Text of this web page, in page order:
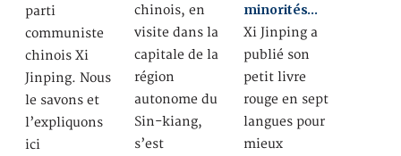
parti
communiste
chinois Xi
Jinping. Nous
le savons et
l’expliquons
ici
chinois, en
visite dans la
capitale de la
région
autonome du
Sin-kiang,
s’est
minorités…
Xi Jinping a
publié son
petit livre
rouge en sept
langues pour
mieux